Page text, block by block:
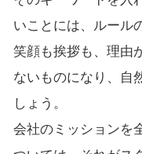
いことには、ルール
笑顔も挨拶も、理由
ないものになり、自
しょう。
会社のミッションを